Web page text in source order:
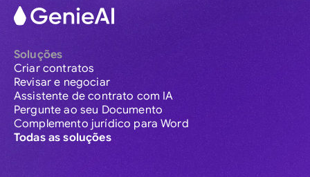
Soluções
Criar contratos
Revisar e negociar
Assistente de contrato com IA
Pergunte ao seu Documento
Complemento jurídico para Word
Todas as soluções